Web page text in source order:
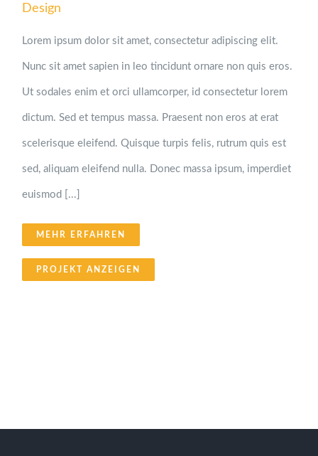
Design
Lorem ipsum dolor sit amet, consectetur adipiscing elit.
Nunc sit amet sapien in leo tincidunt ornare non quis eros.
Ut sodales enim et orci ullamcorper, id consectetur lorem
dictum. Sed et tempus massa. Praesent non eros at erat
scelerisque eleifend. Quisque turpis felis, rutrum quis est
sed, aliquam eleifend nulla. Donec massa ipsum, imperdiet
euismod [...]
MEHR ERFAHREN
PROJEKT ANZEIGEN